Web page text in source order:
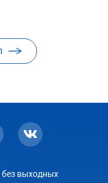
без выходных